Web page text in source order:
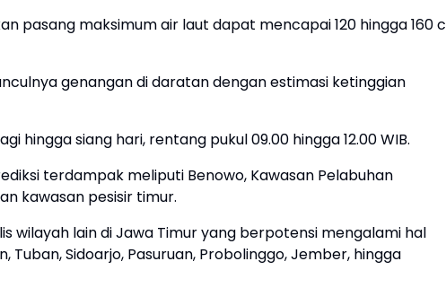
pasang maksimum air laut dapat mencapai 120 hingga 160
genangan di daratan dengan estimasi ketinggian
hingga siang hari, rentang pukul 09.00 hingga 12.00 WIB.
terdampak meliputi Benowo, Kawasan Pelabuhan
kawasan pesisir timur.
wilayah lain di Jawa Timur yang berpotensi mengalami hal
Tuban, Sidoarjo, Pasuruan, Probolinggo, Jember, hingga